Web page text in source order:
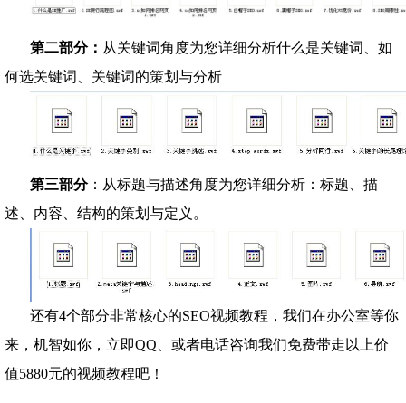
第二部分： 从关键词角度为您详细分析什么是关键词、如
何选关键词、关键词的策划与分析
第三部分： 从标题与描述角度为您详细分析 ：标题、描
述、内容、结构的策划与定义。
还有4个部分非常核心的SEO视频教程，我们在办公室等你
来，机智如你，立即QQ、或者电话咨询我们免费带走以上价
值5880元的视频教程吧！